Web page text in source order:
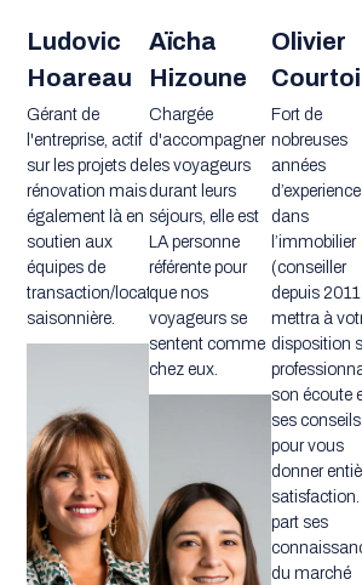
Ludovic
Hoareau
Gérant de
l'entreprise, actif
sur les projets de
rénovation mais
également là en
soutien aux
équipes de
transaction/location
saisonnière.
Aïcha
Hizoune
Chargée
d'accompagner
les voyageurs
durant leurs
séjours, elle est
LA personne
référente pour
que nos
voyageurs se
sentent comme
chez eux.
Olivier
Fort de
nobreuses
années
d’experience
dans
l’immobilier
(conseiller
depuis
mettra à
disposition
son écoute
ses conseils
pour vous
donner
satisfaction.
part ses
du marché